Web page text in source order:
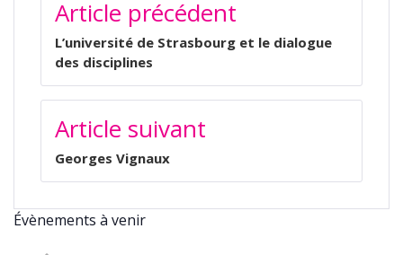
DE
L’ARTICLE
Article précédent
L’université de Strasbourg et le dialogue
des disciplines
Article suivant
Georges Vignaux
Évènements à venir